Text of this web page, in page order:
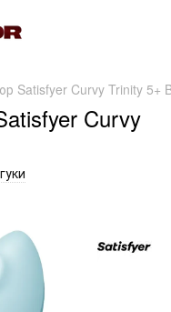
Satisfyer Curvy Trinity 5+
Curvy